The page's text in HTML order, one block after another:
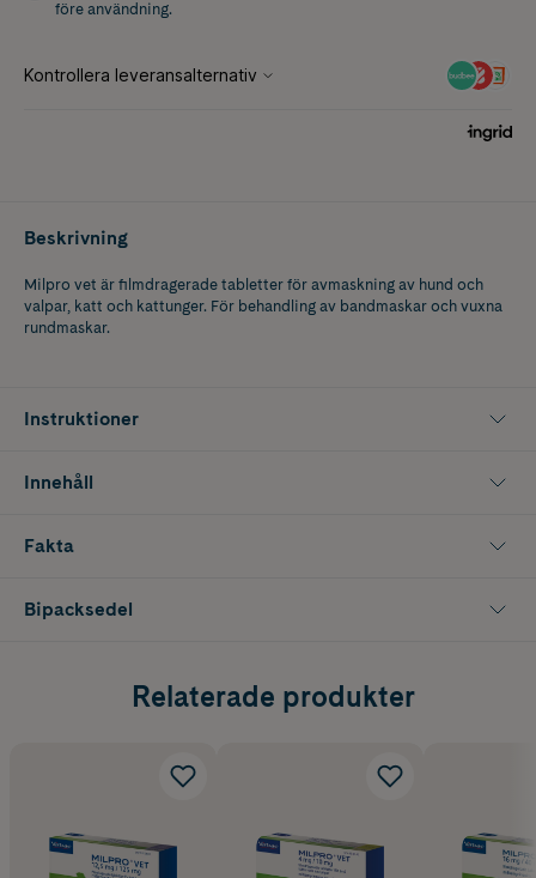
före användning.
Beskrivning
Milpro vet är filmdragerade tabletter för avmaskning av hund och
valpar, katt och kattunger. För behandling av bandmaskar och vuxna
rundmaskar.
Instruktioner
Innehåll
Fakta
Bipacksedel
Relaterade produkter